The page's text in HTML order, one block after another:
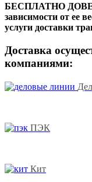
БЕСПЛАТНО
зависимости от ее
услуги доставки
Доставка
компаниями:
ПЭК
Кит